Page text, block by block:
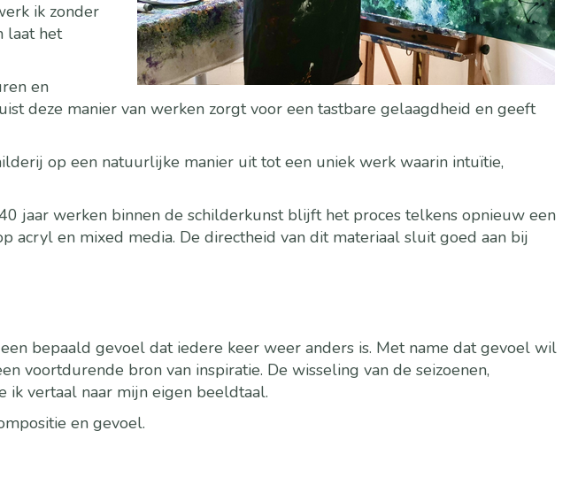
ik zonder
laat het
en
deze manier van werken zorgt voor een tastbare gelaagdheid en geeft
op een natuurlijke manier uit tot een uniek werk waarin intuïtie,
jaar werken binnen de schilderkunst blijft het proces telkens opnieuw een
en mixed media. De directheid van dit materiaal sluit goed aan bij
bepaald gevoel dat iedere keer weer anders is. Met name dat gevoel wil
voortdurende bron van inspiratie. De wisseling van de seizoenen,
ik vertaal naar mijn eigen beeldtaal.
en gevoel.